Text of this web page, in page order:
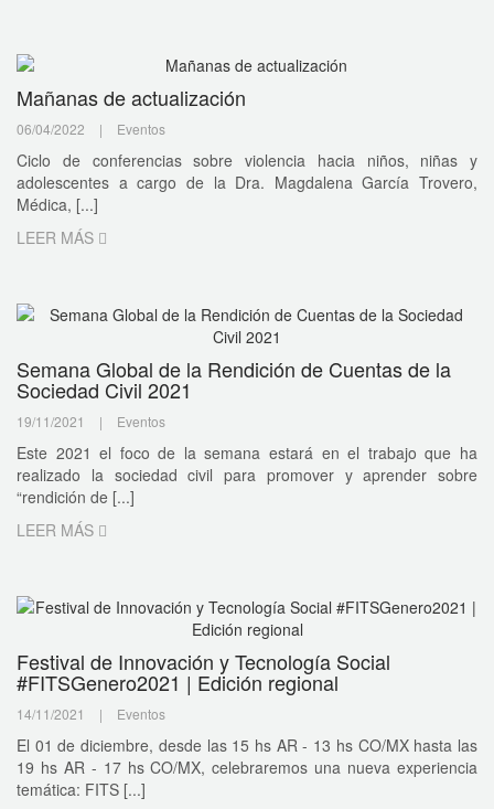
Mañanas de actualización
06/04/2022 | Eventos
Ciclo de conferencias sobre violencia hacia niños, niñas y
adolescentes a cargo de la Dra. Magdalena García Trovero,
Médica, [...]
LEER MÁS
Semana Global de la Rendición de Cuentas de la
Sociedad Civil 2021
19/11/2021 | Eventos
Este 2021 el foco de la semana estará en el trabajo que ha
realizado la sociedad civil para promover y aprender sobre
“rendición de [...]
LEER MÁS
Festival de Innovación y Tecnología Social
#FITSGenero2021 | Edición regional
14/11/2021 | Eventos
El 01 de diciembre, desde las 15 hs AR - 13 hs CO/MX hasta las
19 hs AR - 17 hs CO/MX, celebraremos una nueva experiencia
temática: FITS [...]